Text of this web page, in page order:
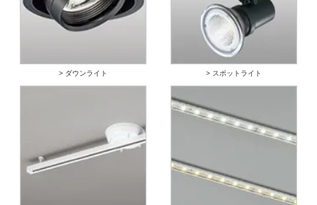
> ダウンライト > スポットライト